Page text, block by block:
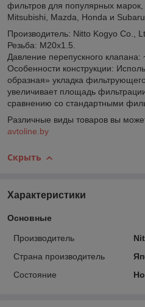
фильтров для популярных марок,
Mitsubishi, Mazda, Honda и
Производитель: Nitto Kogyo Co.,
Резьба: M20x1.5.
Давление перепускного клапана:
Особенности конструкции:
образная» укладка
увеличивает площадь
сравнению со стандартными
Различные виды товаров вы
avtoline.by
Скрыть
Характеристики
Основные
Производитель
Страна производитель
Состояние